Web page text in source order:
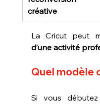
créative
La Cricut peut
d’une activité
Quel modèle
Si vous